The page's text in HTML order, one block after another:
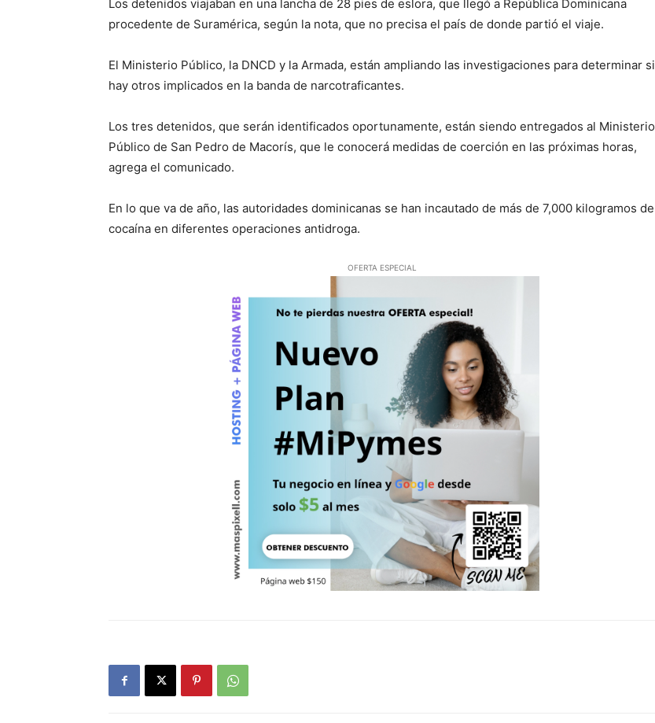
Los detenidos viajaban en una lancha de 28 pies de eslora, que llegó a República Dominicana
procedente de Suramérica, según la nota, que no precisa el país de donde partió el viaje.
El Ministerio Público, la DNCD y la Armada, están ampliando las investigaciones para determinar si
hay otros implicados en la banda de narcotraficantes.
Los tres detenidos, que serán identificados oportunamente, están siendo entregados al Ministerio
Público de San Pedro de Macorís, que le conocerá medidas de coerción en las próximas horas,
agrega el comunicado.
En lo que va de año, las autoridades dominicanas se han incautado de más de 7,000 kilogramos de
cocaína en diferentes operaciones antidroga.
OFERTA ESPECIAL